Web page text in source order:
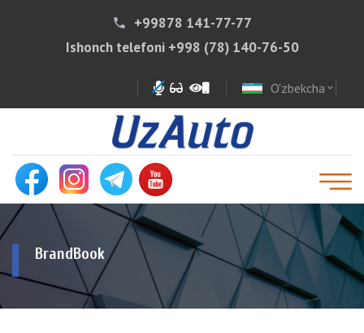
phone
+99878 141-77-77
Ishonch telefoni +998 (78) 140-76-50
O'zbekcha expand_more
BrandBook